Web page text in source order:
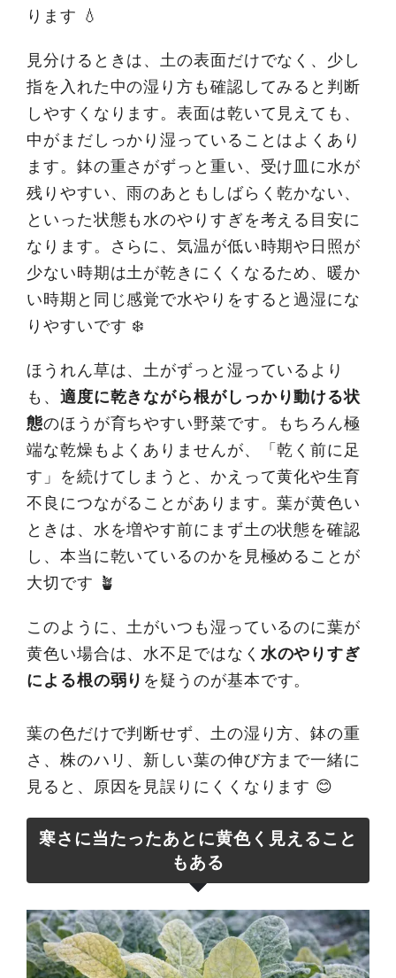
ります 💧
見分けるときは、土の表面だけでなく、少し
指を入れた中の湿り方も確認してみると判断
しやすくなります。表面は乾いて見えても、
中がまだしっかり湿っていることはよくあり
ます。鉢の重さがずっと重い、受け皿に水が
残りやすい、雨のあともしばらく乾かない、
といった状態も水のやりすぎを考える目安に
なります。さらに、気温が低い時期や日照が
少ない時期は土が乾きにくくなるため、暖か
い時期と同じ感覚で水やりをすると過湿にな
りやすいです ❄️
ほうれん草は、土がずっと湿っているより
も、 適度に乾きながら根がしっかり動ける状
態のほうが育ちやすい野菜です。もちろん極
端な乾燥もよくありませんが、「乾く前に足
す」を続けてしまうと、かえって黄化や生育
不良につながることがあります。葉が黄色い
ときは、水を増やす前にまず土の状態を確認
し、本当に乾いているのかを見極めることが
大切です 🪴
このように、土がいつも湿っているのに葉が
黄色い場合は、水不足ではなく 水のやりすぎ
による根の弱り を疑うのが基本です。
葉の色だけで判断せず、土の湿り方、鉢の重
さ、株のハリ、新しい葉の伸び方まで一緒に
見ると、原因を見誤りにくくなります 😊
寒さに当たったあとに黄色く見えること
もある